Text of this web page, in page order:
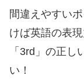
間違えやすい
けば英語の表
「3rd」の正し
い！